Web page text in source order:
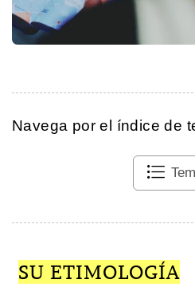
Navega por el índice de
SU ETIMOLOGÍA